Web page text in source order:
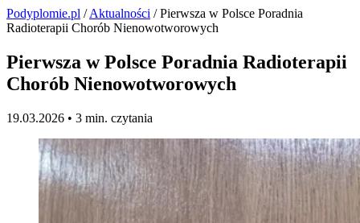
Podyplomie.pl /Aktualności / Pierwsza w Polsce Poradnia
Radioterapii Chorób Nienowotworowych
Pierwsza w Polsce Poradnia Radioterapii
Chorób Nienowotworowych
19.03.2026 • 3 min. czytania